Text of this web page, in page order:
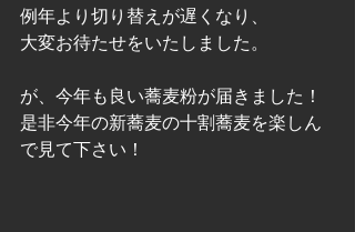
例年より切り替えが遅くなり、
大変お待たせをいたしました。
が、今年も良い蕎麦粉が届きました！
是非今年の新蕎麦の十割蕎麦を楽しん
で見て下さい！